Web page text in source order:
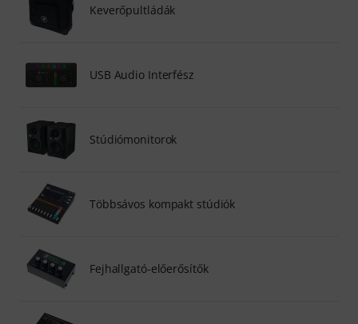
Keverőpultládák
USB Audio Interfész
Stúdiómonitorok
Többsávos kompakt stúdiók
Fejhallgató-előerősítők